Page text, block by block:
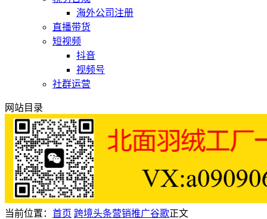
海外公司注册
直播带货
短视频
抖音
视频号
社群运营
网站目录
当前位置： 首页 跨境头条营销推广谷歌正文